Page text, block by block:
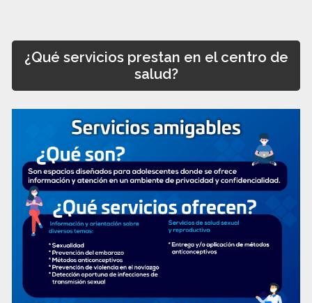
¿Qué servicios prestan en el centro de
salud?